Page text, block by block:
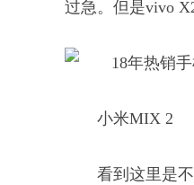
过急。但是vivo
小米MIX 2
看到这里是